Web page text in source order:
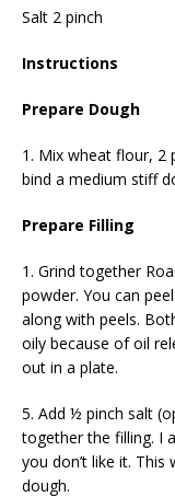
Salt 2 pinch
Instructions
Prepare Dough
1. Mix wheat flour, 2
bind a medium stiff
Prepare Filling
1. Grind together
powder. You can
along with peels.
oily because of oil
out in a plate.
5. Add ½ pinch salt
together the filling. I
you don’t like it. This
dough.